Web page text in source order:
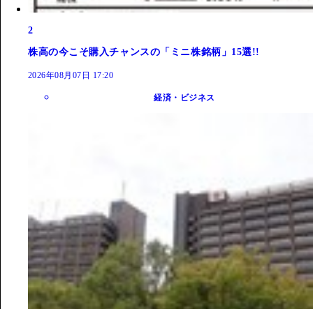
2
株高の今こそ購入チャンスの「ミニ株銘柄」15選!!
2026年08月07日 17:20
経済・ビジネス